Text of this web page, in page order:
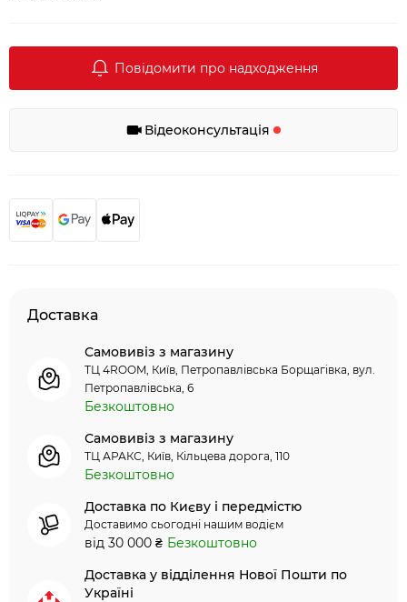
Повідомити про надходження
Відеоконсультація
Доставка
Самовивіз з магазину
ТЦ 4ROOM, Київ, Петропавлівська Борщагівка, вул.
Петропавлівська, 6
Безкоштовно
Самовивіз з магазину
ТЦ АРАКС, Київ, Кільцева дорога, 110
Безкоштовно
Доставка по Києву і передмістю
Доставимо сьогодні нашим водієм
від 30 000 ₴ Безкоштовно
Доставка у відділення Нової Пошти по
Україні